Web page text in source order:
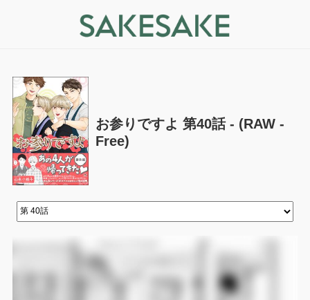
お参りですよ 第40話 - (RAW -
Free)